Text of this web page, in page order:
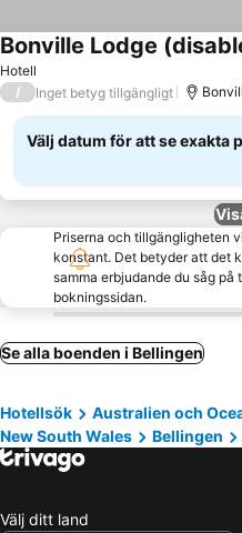
Hotell
Bonville Lodge
/ Inget betyg tillgängligt
Välj datum för att se exakta
Priserna och tillgängligheten
konstant. Det betyder att det
samma erbjudande du såg på
bokningssidan.
Se alla boenden i Bellingen
Hotellsök Australien och
New South Wales
Bellingen
Välj ditt land